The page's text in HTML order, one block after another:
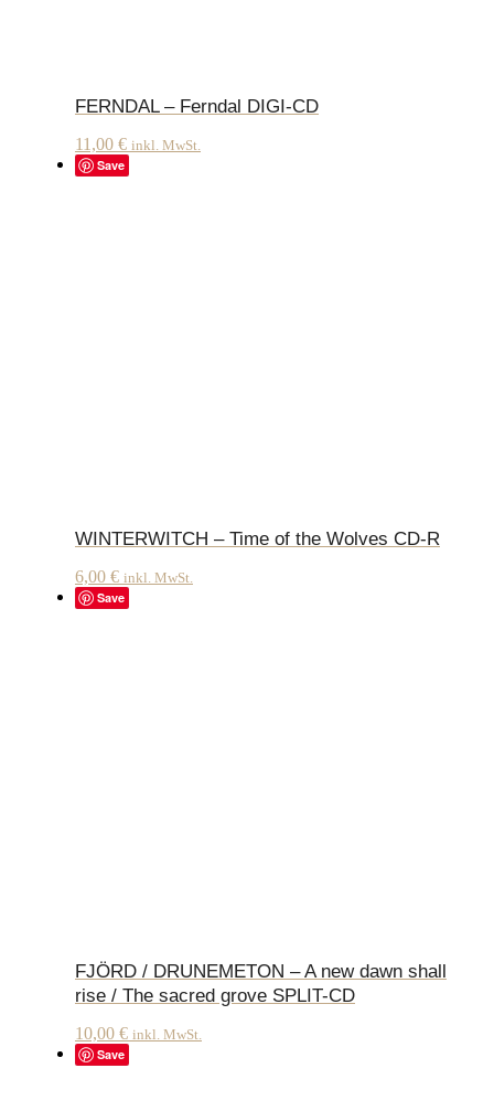
FERNDAL – Ferndal DIGI-CD
11,00 € inkl. MwSt.
Save
WINTERWITCH – Time of the Wolves CD-R
6,00 € inkl. MwSt.
Save
FJÖRD / DRUNEMETON – A new dawn shall
rise / The sacred grove SPLIT-CD
10,00 € inkl. MwSt.
Save